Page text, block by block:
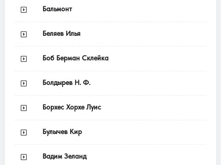
Бальмонт
Беляев Илья
Боб Берман Склейка
Болдырев Н. Ф.
Борхес Хорхе Луис
Булычев Кир
Вадим Зеланд